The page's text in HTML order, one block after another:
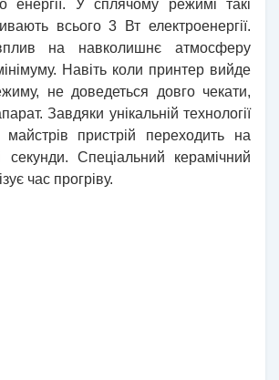
енергії. У сплячому режимі такі
всього 3 Вт електроенергії.
на навколишнє атмосферу
Навіть коли принтер вийде
не доведеться довго чекати,
Завдяки унікальній технології
майстрів пристрій переходить на
секунди. Спеціальний керамічний
час прогріву.